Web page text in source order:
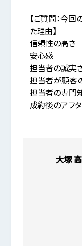
【ご質問：今
た理由】
信頼性の高さ
安心感
担当者の誠実
担当者が顧客
担当者の専門
成約後のアフ
大塚 高